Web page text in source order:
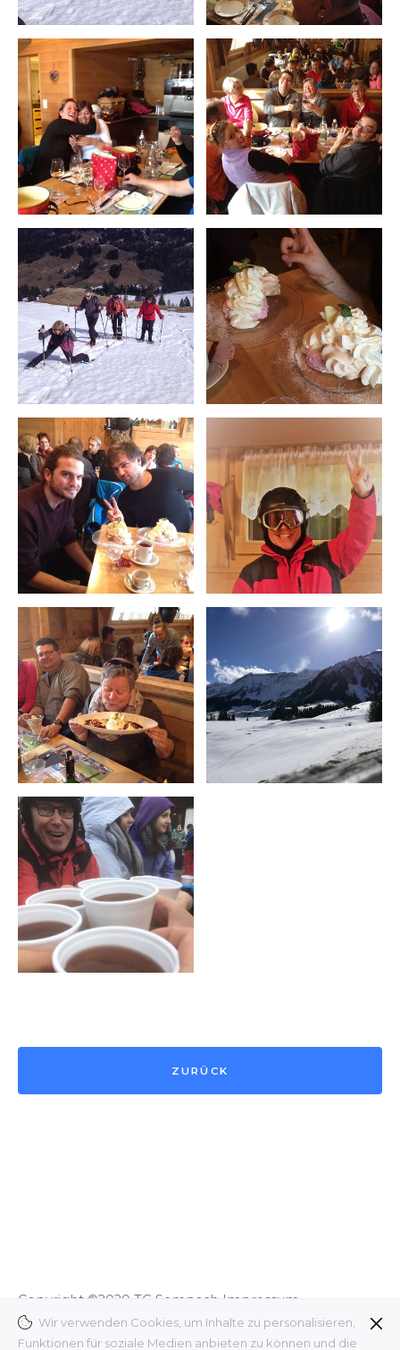
Wir verwenden Cookies, um Inhalte zu personalisieren,
Funktionen für soziale Medien anbieten zu können und die
ZURÜCK
Copyright ©2020 TG Sempach Impressum